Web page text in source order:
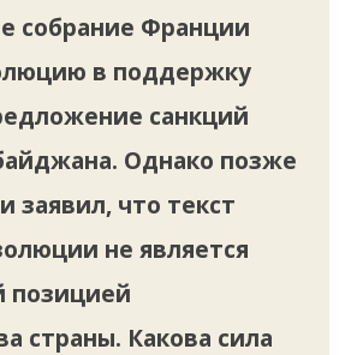
собрание Франции
в поддержку
санкций
Однако позже
что текст
не является
позицией
страны. Какова сила